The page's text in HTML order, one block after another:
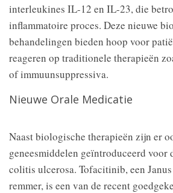
interleukines IL-12 en IL-23, die
inflammatoire proces. Deze nieuwe
behandelingen bieden hoop voor
reageren op traditionele therapieën
of immuunsuppressiva.
Nieuwe Orale Medicatie
Naast biologische therapieën zijn er
geneesmiddelen geïntroduceerd voor
colitis ulcerosa. Tofacitinib, een
remmer, is een van de recent